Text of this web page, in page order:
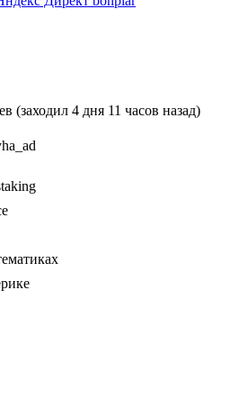
(заходил 4 дня 11 часов назад)